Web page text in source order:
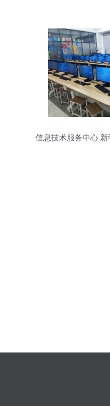
信息技术服务中心